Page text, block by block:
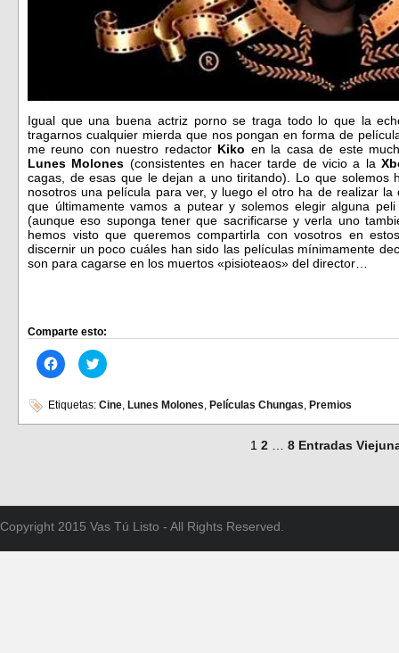
Igual que una buena actriz porno se traga todo lo que la
tragarnos cualquier mierda que nos pongan en forma de
me reuno con nuestro redactor Kiko en la casa de este
Lunes Molones (consistentes en hacer tarde de vicio a la
cagas, de esas que le dejan a uno tiritando). Lo que solemos
nosotros una película para ver, y luego el otro ha de realizar
que últimamente vamos a putear y solemos elegir alguna
(aunque eso suponga tener que sacrificarse y verla uno
hemos visto que queremos compartirla con vosotros en
discernir un poco cuáles han sido las películas mínimamente
son para cagarse en los muertos «pisioteaos» del director…
Comparte esto:
Haz
clic
en
Facebook
(Se
Haz
clic
en
Twitter
(Se
Etiquetas: Cine Lunes Molones Películas Chungas Premios
1 2 8 Entradas
Copyright 2015 Vas Tú Listo - All Rights Reserved.